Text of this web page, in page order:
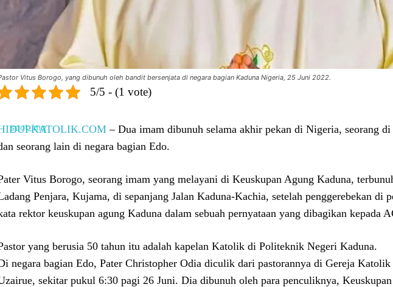
Vitus Borogo, yang dibunuh oleh bandit bersenjata di negara bagian Kaduna Nigeria, 25 Juni 2022.
5/5 - (1 vote)
– Dua imam dibunuh selama akhir pekan di Nigeria, seorang di
seorang lain di negara bagian Edo.
Vitus Borogo, seorang imam yang melayani di Keuskupan Agung Kaduna,
Penjara, Kujama, di sepanjang Jalan Kaduna-Kachia, setelah penggerebekan di
rektor keuskupan agung Kaduna dalam sebuah pernyataan yang dibagikan kepada
yang berusia 50 tahun itu adalah kapelan Katolik di Politeknik Negeri Kaduna.
negara bagian Edo, Pater Christopher Odia diculik dari pastorannya di Gereja
sekitar pukul 6:30 pagi 26 Juni. Dia dibunuh oleh para penculiknya,